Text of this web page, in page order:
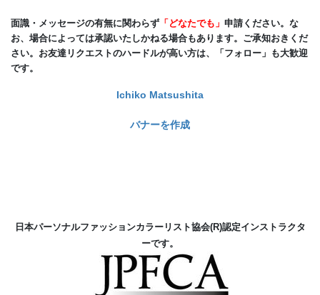
面識・メッセージの有無に関わらず 「どなたでも」 申請ください。な
お、場合によっては承認いたしかねる場合もあります。ご承知おきくだ
さい。お友達リクエストのハードルが高い方は、「フォロー」も大歓迎
です。
Ichiko Matsushita
バナーを作成
日本パーソナルファッションカラーリスト協会(R)認定インストラクタ
ーです。